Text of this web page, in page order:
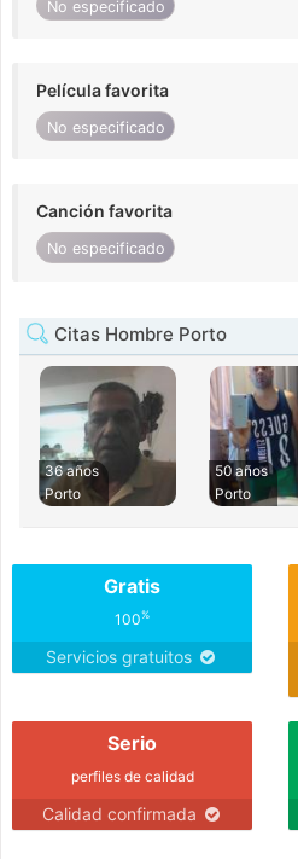
No especificado
Película favorita
No especificado
Canción favorita
No especificado
Citas Hombre Porto
36 años
Porto
50 años
Porto
Gratis
100%
Servicios gratuitos
Serio
perfiles de calidad
Calidad confirmada